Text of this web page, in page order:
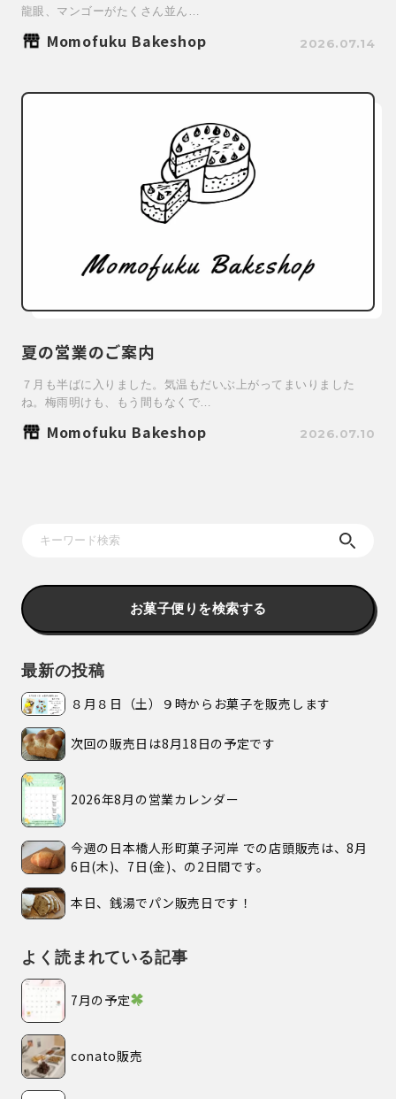
龍眼、マンゴーがたくさん並ん…
Momofuku Bakeshop 2026.07.14
夏の営業のご案内
７月も半ばに入りました。気温もだいぶ上がってまいりました
ね。梅雨明けも、もう間もなくで…
Momofuku Bakeshop 2026.07.10
お菓子便りを検索する
最新の投稿
８月８日（土）９時からお菓子を販売します
次回の販売日は8月18日の予定です
2026年8月の営業カレンダー
今週の日本橋人形町菓子河岸 での店頭販売は、8月
6日(木)、7日(金)、の2日間です。
本日、銭湯でパン販売日です！
よく読まれている記事
7月の予定
conato販売